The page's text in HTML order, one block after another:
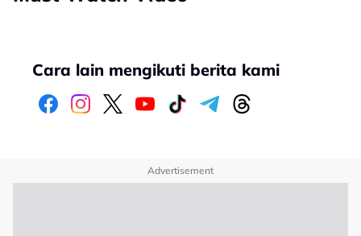
Cara lain mengikuti berita kami
Advertisement